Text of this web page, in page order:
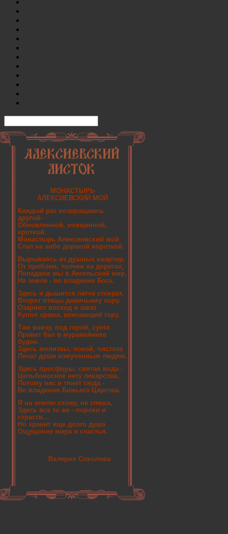
МОНАСТЫРЬ
АЛЕКСИЕВСКИЙ МОЙ
Каждый раз возвращаюсь
другой-
Обновленной, очищенной,
кроткой.
Монастырь Алексиевский мой
Стал на небо дорогой короткой.
Вырываясь из душных квартир,
От проблем, толчеи на дорогах,
Попадаем мы в Ангельский мир,
На земле - во владения Бога.
Здесь и дышится легче стократ,
Вторят птицы девичьему хору.
Озаряют восход и закат
Купол храма, венчающий гору.
Там внизу, под горой, суета
Правит бал в муравейнике
буден.
Здесь молитвы, покой, чистота
Лечат души измученным людям.
Здесь просфоры, святая вода -
Цельбоноснее нету лекарства.
Потому нас и тянет сюда -
Во владения Божьего Царства.
Я на землю схожу, не спеша,
Здесь все то же - пороки и
страсти...
Но хранит еще долго душа
Ощущение мира и счастья.
Валерия Соколова